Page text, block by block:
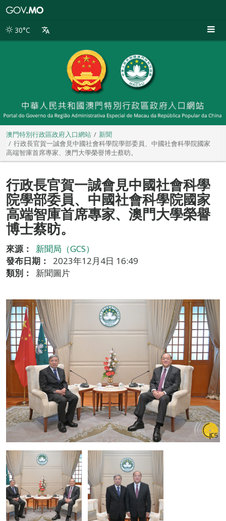
別
30°C
澳門特別行政區政府入口網站
新聞
行政長官賀一誠會見中國社會科學院學部委員、中國社會科學院國家
高端智庫首席專家、澳門大學榮譽博士蔡昉。
行政長官賀一誠會見中國社會科學
院學部委員、中國社會科學院國家
高端智庫首席專家、澳門大學榮譽
博士蔡昉。
來源：
新聞局（GCS）
發布日期：
2023年12月4日 16:49
類別：
新聞圖片